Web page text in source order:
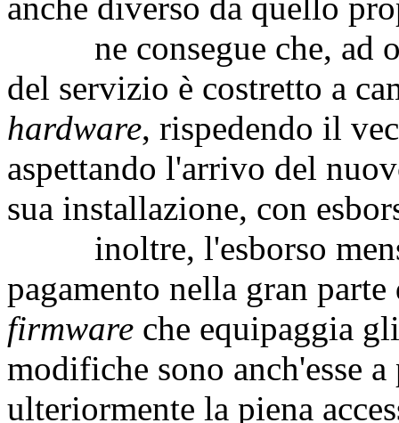
ne consegue che, ad
del servizio è costretto a
hardware, rispedendo il
aspettando l'arrivo del
sua installazione, con
inoltre, l'esborso
pagamento nella gran
firmware che equipaggia
modifiche sono anch'esse
ulteriormente la piena